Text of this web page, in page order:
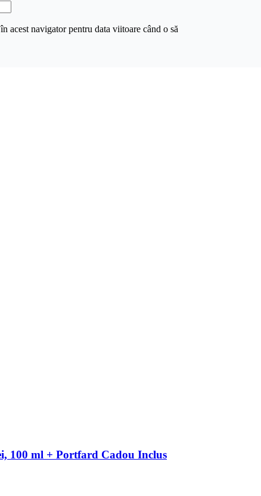
acest navigator pentru data viitoare când o să
100 ml + Portfard Cadou Inclus